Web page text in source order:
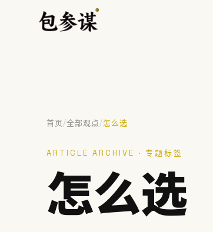
热门搜索
VI设计 空间设计 标志设计
提示：⌘/Ctrl + K 随时唤起搜索
首页/全部观点/怎么选
ARTICLE ARCHIVE · 专题标签
怎么选